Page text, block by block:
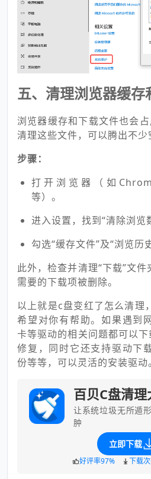
五、清理浏览器缓存
浏览器缓存和下载文件也会
清理这些文件，可以腾出不少
步骤：
打开浏览器（如
等）。
进入设置，找到“清除浏览
勾选“缓存文件”及“浏览历
此外，检查并清理“下载”文
需要的下载项被删除。
以上就是c盘变红了怎么清理
希望对你有帮助。如果遇到
卡等驱动的相关问题都可以下
修复，同时它还支持驱动下
份等等，可以灵活的安装驱动。
百贝C盘清理
让系统垃圾无所遁
肿
立即下载
好评率97% 下载